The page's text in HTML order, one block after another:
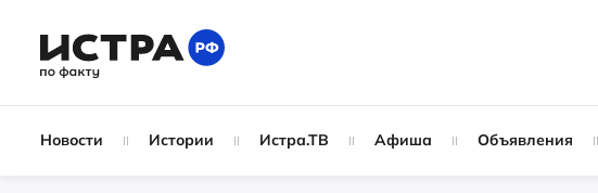
Новости Истории Истра.ТВ Афиша Объявления